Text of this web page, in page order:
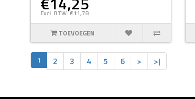
Excl. BTW: €11,78
TOEVOEGEN
1 2 3 4 5 6 > >|